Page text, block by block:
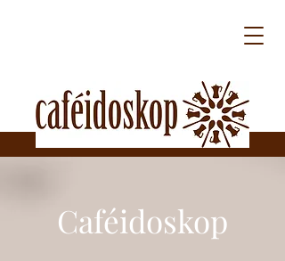
Caféidoskop